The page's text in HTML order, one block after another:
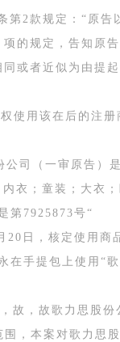
第2款规定：“原告
的规定，告知原
或者近似为由提
使用该在后的注册
司（一审原告）
衣；童装；大衣
第7925873号“
日，核定使用商
手提包上使用“
故，故歌力思股份
，本案对歌力思